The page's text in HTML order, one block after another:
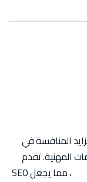
المنافسة في
المهنية. تقدم
، مما يجعل SEO